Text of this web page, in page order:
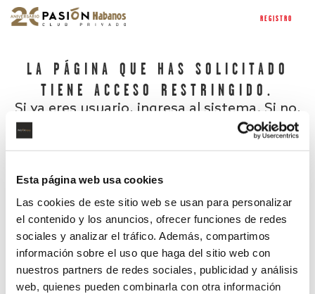
Esta página web usa cookies
Las cookies de este sitio web se usan para personalizar
el contenido y los anuncios, ofrecer funciones de redes
sociales y analizar el tráfico. Además, compartimos
información sobre el uso que haga del sitio web con
nuestros partners de redes sociales, publicidad y análisis
web, quienes pueden combinarla con otra información
REGISTRO
LA PÁGINA QUE HAS SOLICITADO
TIENE ACCESO RESTRINGIDO.
Si ya eres usuario, ingresa al sistema. Si no,
¿Has olvidado tu contraseña?